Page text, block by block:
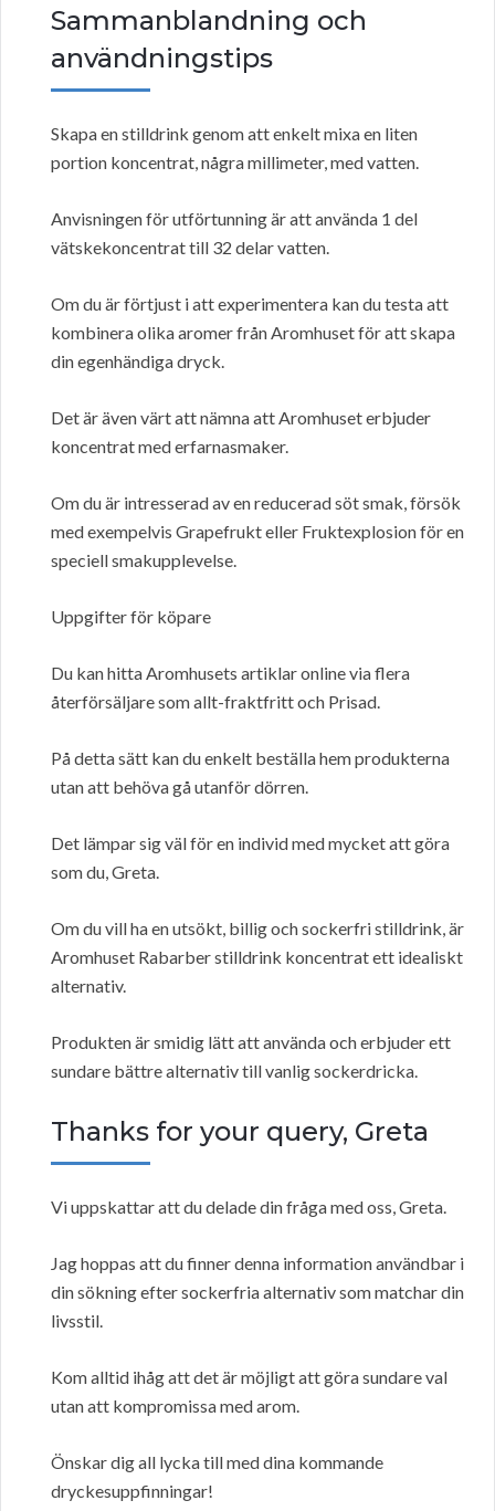
Sammanblandning och
användningstips
Skapa en stilldrink genom att enkelt mixa en liten
portion koncentrat, några millimeter, med vatten.
Anvisningen för utförtunning är att använda 1 del
vätskekoncentrat till 32 delar vatten.
Om du är förtjust i att experimentera kan du testa att
kombinera olika aromer från Aromhuset för att skapa
din egenhändiga dryck.
Det är även värt att nämna att Aromhuset erbjuder
koncentrat med erfarnasmaker.
Om du är intresserad av en reducerad söt smak, försök
med exempelvis Grapefrukt eller Fruktexplosion för en
speciell smakupplevelse.
Uppgifter för köpare
Du kan hitta Aromhusets artiklar online via flera
återförsäljare som allt-fraktfritt och Prisad.
På detta sätt kan du enkelt beställa hem produkterna
utan att behöva gå utanför dörren.
Det lämpar sig väl för en individ med mycket att göra
som du, Greta.
Om du vill ha en utsökt, billig och sockerfri stilldrink, är
Aromhuset Rabarber stilldrink koncentrat ett idealiskt
alternativ.
Produkten är smidig lätt att använda och erbjuder ett
sundare bättre alternativ till vanlig sockerdricka.
Thanks for your query, Greta
Vi uppskattar att du delade din fråga med oss, Greta.
Jag hoppas att du finner denna information användbar i
din sökning efter sockerfria alternativ som matchar din
livsstil.
Kom alltid ihåg att det är möjligt att göra sundare val
utan att kompromissa med arom.
Önskar dig all lycka till med dina kommande
dryckesuppfinningar!